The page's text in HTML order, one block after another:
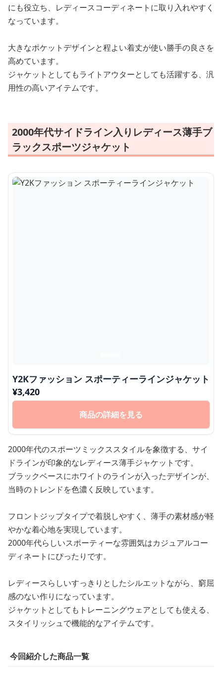
にも役立ち、レディースコーディネートに取り入れやすく
なっています。
大きなポケットデザインと程よい着丈が使い勝手の良さを
高めています。
ジャケットとしてもライトアウターとしても活躍する、汎
用性の高いアイテムです。
2000年代サイドライン入りレディース薄手ブ
ラックスポーツジャケット
Y2Kファッション スポーティーラインジャケット
¥3,420
商品の詳細を見る
2000年代のスポーツミックススタイルを象徴する、サイ
ドラインが印象的なレディース薄手ジャケットです。
ブラックベースにホワイトのラインが入ったデザインが、
当時のトレンドを色濃く反映しています。
フロントジップタイプで着脱しやすく、薄手の素材感が軽
やかな着心地を実現しています。
2000年代らしいスポーティーな雰囲気はカジュアルコー
ディネートにぴったりです。
レディースらしいすっきりとしたシルエットながら、窮屈
感のない作りになっています。
ジャケットとしてもトレーニングウェアとしても使える、
スタイリッシュで機能的なアイテムです。
今回紹介した商品一覧